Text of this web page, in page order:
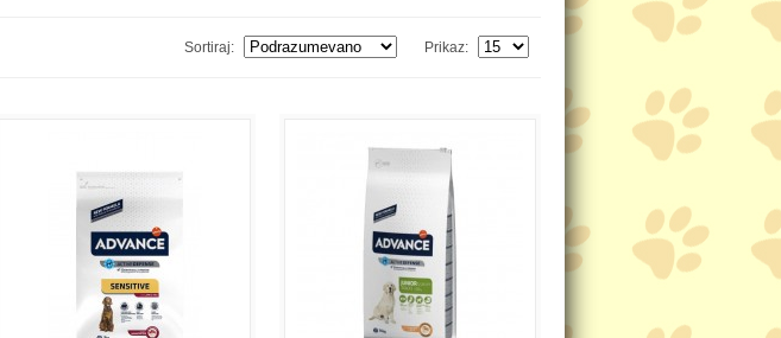
Sortiraj: Prikaz: